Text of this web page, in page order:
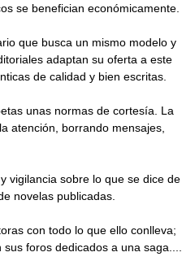
se benefician económicamente.
que busca un mismo modelo y
adaptan su oferta a este
de calidad y bien escritas.
unas normas de cortesía. La
atención, borrando mensajes,
vigilancia sobre lo que se dice de
novelas publicadas.
con todo lo que ello conlleva;
foros dedicados a una saga....